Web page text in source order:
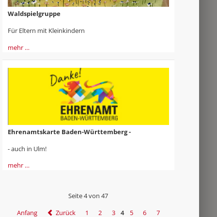
Waldspielgruppe
Für Eltern mit Kleinkindern
mehr …
Ehrenamtskarte Baden-Württemberg -
- auch in Ulm!
mehr …
Seite 4 von 47
Anfang
Zurück 1 2 3 4 5 6 7